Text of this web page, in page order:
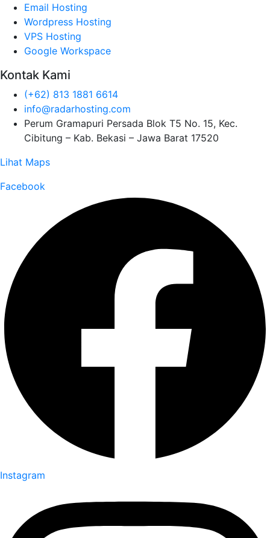
Email Hosting
Wordpress Hosting
VPS Hosting
Google Workspace
Kontak Kami
(+62) 813 1881 6614
info@radarhosting.com
Perum Gramapuri Persada Blok T5 No. 15, Kec.
Cibitung – Kab. Bekasi – Jawa Barat 17520
Lihat Maps
Facebook
Instagram